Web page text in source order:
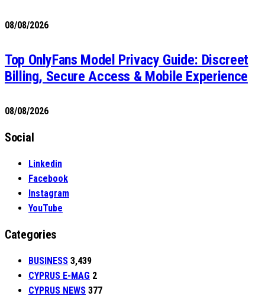
08/08/2026
Top OnlyFans Model Privacy Guide: Discreet
Billing, Secure Access & Mobile Experience
08/08/2026
Social
Linkedin
Facebook
Instagram
YouTube
Categories
BUSINESS 3,439
CYPRUS E-MAG 2
CYPRUS NEWS 377